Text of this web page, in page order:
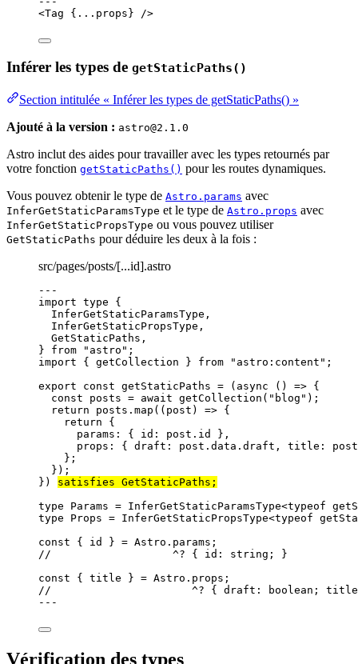
<Tag { ... props} />
Inférer les types de getStaticPaths()
Section intitulée « Inférer les types de getStaticPaths() »
Ajouté à la version : astro@2.1.0
Astro inclut des aides pour travailler avec les types retournés par
votre fonction getStaticPaths() pour les routes dynamiques.
Vous pouvez obtenir le type de Astro.params avec
InferGetStaticParamsType et le type de Astro.props avec
InferGetStaticPropsType ou vous pouvez utiliser
GetStaticPaths pour déduire les deux à la fois :
src/pages/posts/[...id].astro
---
import type {
InferGetStaticParamsType,
InferGetStaticPropsType,
GetStaticPaths,
} from " astro " ;
import { getCollection } from " astro:content " ;
export const getStaticPaths = ( async ()
=> {
const posts = await getCollection ( " blog " ) ;
return posts . map ( ( post )
=> {
return {
params: { id: post . id
},
props: { draft: post . data . draft , title: post
};
} ) ;
} ) satisfies GetStaticPaths ;
type Params = InferGetStaticParamsType<typeof
type Props = InferGetStaticPropsType<typeof
const { id } = Astro . params ;
//                   ^? { id: string; }
const { title } = Astro . props ;
//                      ^? { draft: boolean;
---
Vérification des types